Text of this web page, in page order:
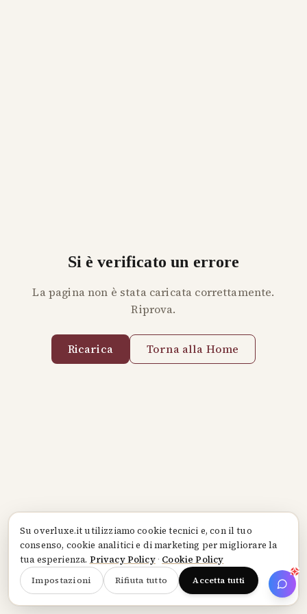
Suoverluxe.itutilizziamo cookie tecnici e, con il tuo
consenso, cookie analitici e di marketing per migliorare la
tua esperienza. Privacy Policy· Cookie Policy
Impostazioni Rifiuta tutto Accetta tutti
Si è verificato un errore
La pagina non è stata caricata correttamente.
Riprova.
Ricarica Torna alla Home